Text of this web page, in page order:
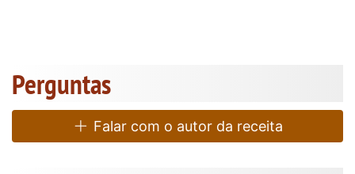
Perguntas
Falar com o autor da receita